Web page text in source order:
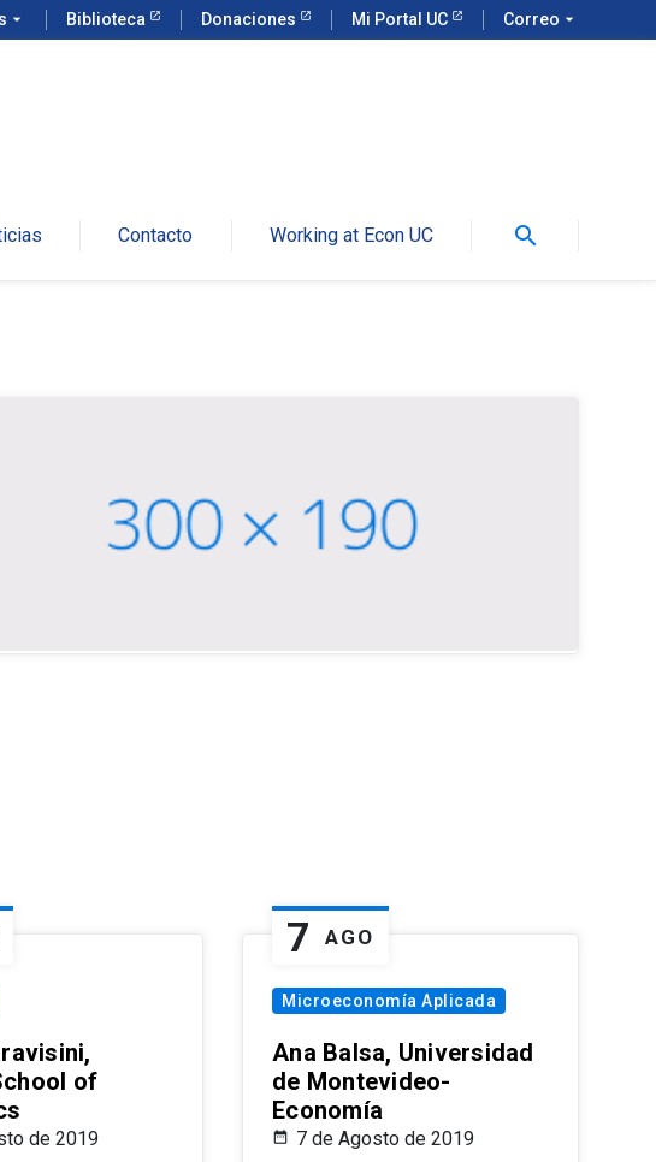
arrow_drop_down Biblioteca Donaciones Mi Portal UC Correo arrow_drop_down
Contacto Working at Econ UC search
of
de 2019
7 AGO
Microeconomía Aplicada
Ana Balsa, Universidad
de Montevideo-
Economía
7 de Agosto de 2019